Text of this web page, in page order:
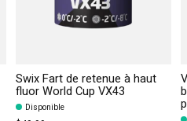
Swix Fart de retenue à haut
fluor World Cup VX43
Disponible